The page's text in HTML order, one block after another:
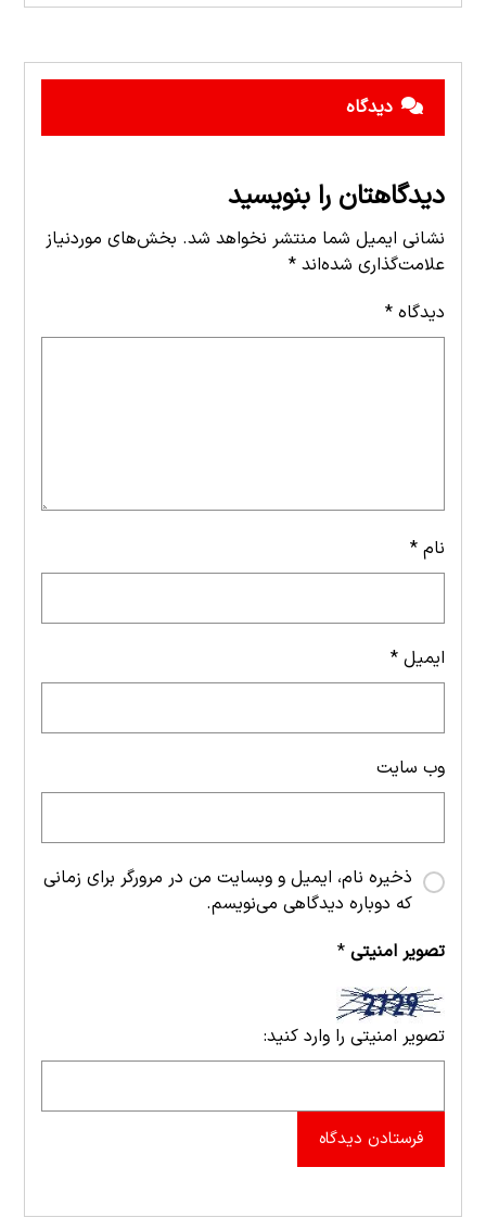
دیدگاه
دیدگاهتان را بنویسید
نشانی ایمیل شما منتشر نخواهد شد. بخش‌های موردنیاز
علامت‌گذاری شده‌اند*
دیدگاه*
نام*
ایمیل*
وب‌ سایت
ذخیره نام، ایمیل و وبسایت من در مرورگر برای زمانی
که دوباره دیدگاهی می‌نویسم.
تصویر امنیتی*
تصویر امنیتی را وارد کنید:
فرستادن دیدگاه